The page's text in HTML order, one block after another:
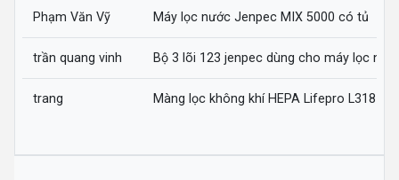
Phạm Văn Vỹ Máy lọc nước Jenpec MIX 5000 có tủ
trần quang vinh Bộ 3 lõi 123 jenpec dùng cho máy lọc
trang Màng lọc không khí HEPA Lifepro L318-AZ